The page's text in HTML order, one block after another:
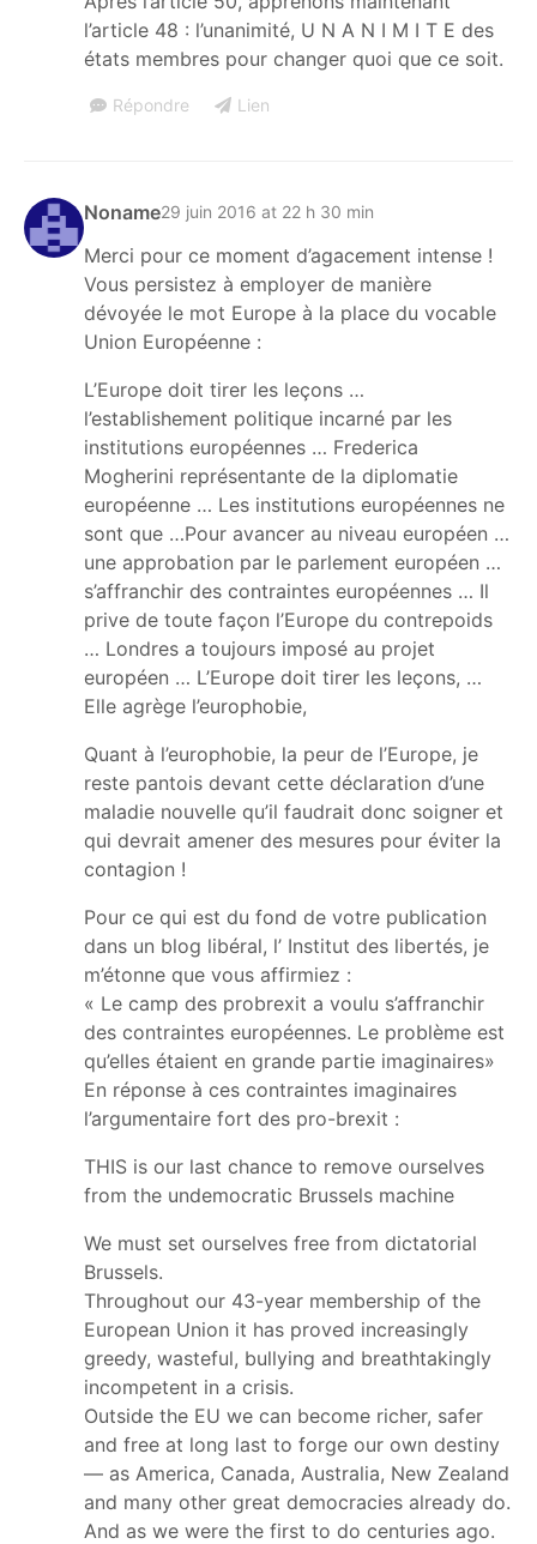
l’article 48 : l’unanimité, U N A N I M I T E des
états membres pour changer quoi que ce soit.
Répondre Lien
Noname29 juin 2016 at 22 h 30 min
Merci pour ce moment d’agacement intense !
Vous persistez à employer de manière
dévoyée le mot Europe à la place du vocable
Union Européenne :
L’Europe doit tirer les leçons …
l’establishement politique incarné par les
institutions européennes … Frederica
Mogherini représentante de la diplomatie
européenne … Les institutions européennes ne
sont que …Pour avancer au niveau européen …
une approbation par le parlement européen …
s’affranchir des contraintes européennes … Il
prive de toute façon l’Europe du contrepoids
… Londres a toujours imposé au projet
européen … L’Europe doit tirer les leçons, …
Elle agrège l’europhobie,
Quant à l’europhobie, la peur de l’Europe, je
reste pantois devant cette déclaration d’une
maladie nouvelle qu’il faudrait donc soigner et
qui devrait amener des mesures pour éviter la
contagion !
Pour ce qui est du fond de votre publication
dans un blog libéral, l’ Institut des libertés, je
m’étonne que vous affirmiez :
« Le camp des probrexit a voulu s’affranchir
des contraintes européennes. Le problème est
qu’elles étaient en grande partie imaginaires»
En réponse à ces contraintes imaginaires
l’argumentaire fort des pro-brexit :
THIS is our last chance to remove ourselves
from the undemocratic Brussels machine
We must set ourselves free from dictatorial
Brussels.
Throughout our 43-year membership of the
European Union it has proved increasingly
greedy, wasteful, bullying and breathtakingly
incompetent in a crisis.
Outside the EU we can become richer, safer
and free at long last to forge our own destiny
— as America, Canada, Australia, New Zealand
and many other great democracies already do.
And as we were the first to do centuries ago.